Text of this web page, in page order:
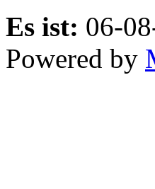
Es ist: 06-
Powered by